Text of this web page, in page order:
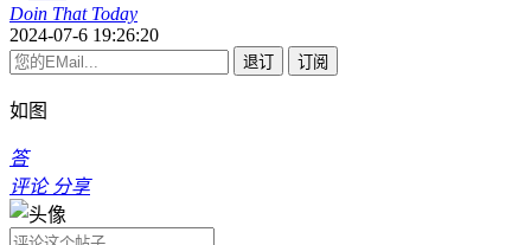
Doin That Today
2024-07-6 19:26:20
退订 订阅
如图
答
评论 分享